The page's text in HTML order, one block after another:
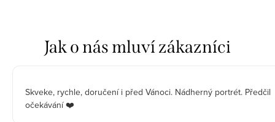
Skveke, rychle, doručení i před Vánoci. Nádherný portrét. Předčil
očekávání ❤️